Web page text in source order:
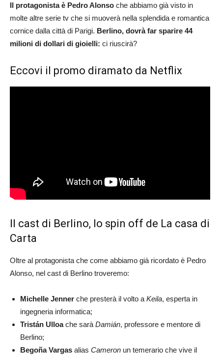
Il protagonista è Pedro Alonso che abbiamo già visto in
molte altre serie tv che si muoverà nella splendida e romantica
cornice dalla città di Parigi. Berlino, dovrà far sparire 44
milioni di dollari di gioielli: ci riuscirà?
Eccovi il promo diramato da Netflix
Il cast di Berlino, lo spin off de La casa di
Carta
Oltre al protagonista che come abbiamo già ricordato è Pedro
Alonso, nel cast di Berlino troveremo:
Michelle Jenner che presterà il volto a Keila, esperta in
ingegneria informatica;
Tristán Ulloache sarà Damián, professore e mentore di
Berlino;
Begoña Vargas alias Cameron un temerario che vive il